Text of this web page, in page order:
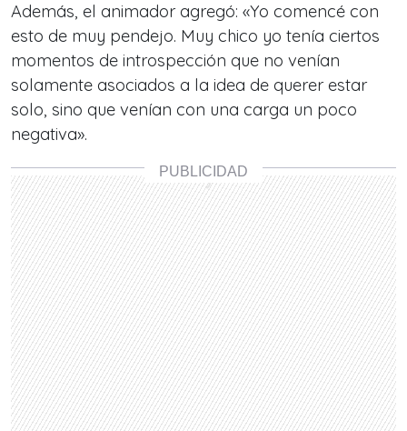
Además, el animador agregó: «Yo comencé con
esto de muy pendejo. Muy chico yo tenía ciertos
momentos de introspección que no venían
solamente asociados a la idea de querer estar
solo, sino que venían con una carga un poco
negativa».